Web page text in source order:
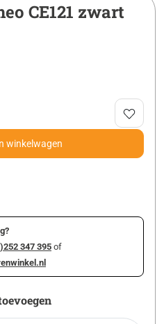
CE121 zwart
winkelwagen
347 395 of